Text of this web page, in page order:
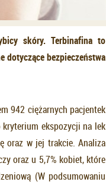
skóry. Terbinafina to
dotyczące bezpieczeństwa
942 ciężarnych pacjentek
ekspozycji na lek
oraz w jej trakcie. Analiza
oraz u 5,7% kobiet, które
(W podsumowaniu